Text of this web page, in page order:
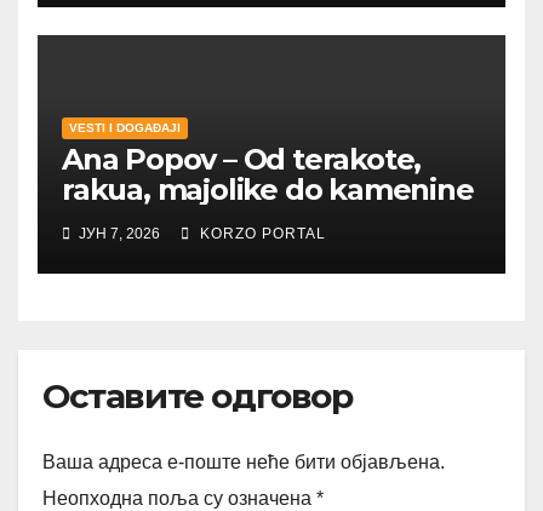
VESTI I DOGAĐAJI
Ana Popov – Od terakote,
rakua, majolike do kamenine
ЈУН 7, 2026 KORZO PORTAL
Оставите одговор
Ваша адреса е-поште неће бити објављена.
Неопходна поља су означена *